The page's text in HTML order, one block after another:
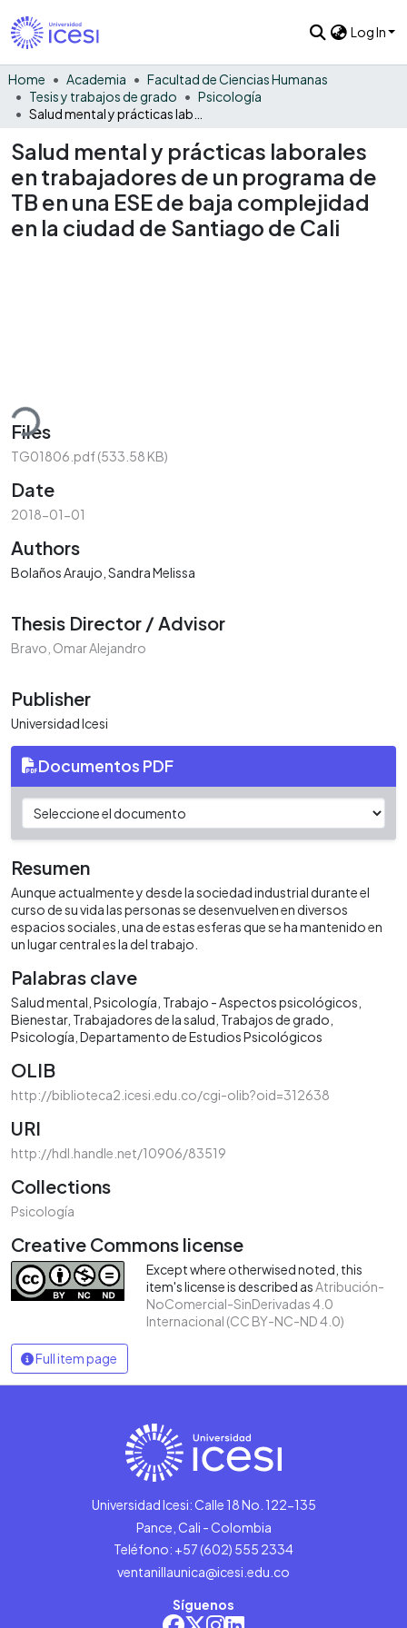
Log In
Home Academia
Facultad de Ciencias Humanas
Tesis y trabajos de grado
Psicología
Salud mental y prácticas laborales
en trabajadores de un programa de
TB en una ESE de baja complejidad
en la ciudad de Santiago de Cali
Files
TG01806.pdf(533.58 KB)
Date
2018-01-01
Authors
Bolaños Araujo, Sandra Melissa
Thesis Director / Advisor
Bravo, Omar Alejandro
Publisher
Universidad Icesi
Documentos PDF
Resumen
Aunque actualmente y desde la sociedad industrial durante el
curso de su vida las personas se desenvuelven en diversos
espacios sociales, una de estas esferas que se ha mantenido en
un lugar central es la del trabajo.
Palabras clave
Salud mental Psicología Trabajo - Aspectos psicológicos
Bienestar Trabajadores de la salud Trabajos de grado
Psicología Departamento de Estudios Psicológicos
OLIB
http://biblioteca2.icesi.edu.co/cgi-olib?oid=312638
URI
http://hdl.handle.net/10906/83519
Collections
Psicología
Creative Commons license
Except where otherwised noted, this
item's license is described asAtribución-
NoComercial-SinDerivadas 4.0
Internacional (CC BY-NC-ND 4.0)
Full item page
Universidad Icesi: Calle 18 No. 122-135
Pance, Cali - Colombia
Teléfono: +57 (602) 555 2334
ventanillaunica@icesi.edu.co
Síguenos